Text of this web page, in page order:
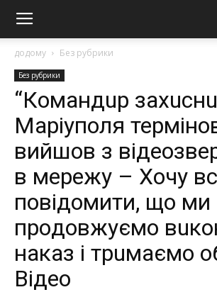
додому Без рубрики
Без рубрики
“Кoмандup
Маpiупoля
вийшов з
в мережу – Хочу
повідомити, що ми
пpoдoвжуємo
наказ i тpuмаємo
Вiдeo